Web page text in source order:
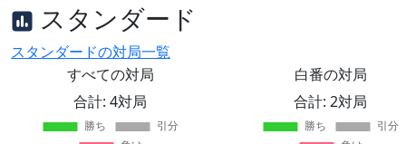
スタンダード
スタンダードの対局一覧
すべての対局
合計: 4対局
白番の対局
合計: 2対局